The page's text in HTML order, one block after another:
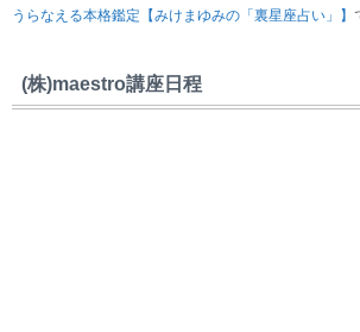
うらなえる本格鑑定【みけまゆみの「裏星座占い」】
(株)maestro講座日程